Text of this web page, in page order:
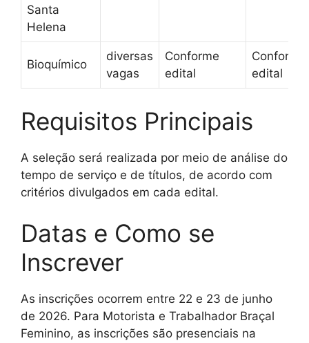
Santa
Helena
Bioquímico
diversas
vagas
Conforme
edital
Conforme
edital
Requisitos Principais
A seleção será realizada por meio de análise do
tempo de serviço e de títulos, de acordo com
critérios divulgados em cada edital.
Datas e Como se
Inscrever
As inscrições ocorrem entre 22 e 23 de junho
de 2026. Para Motorista e Trabalhador Braçal
Feminino, as inscrições são presenciais na